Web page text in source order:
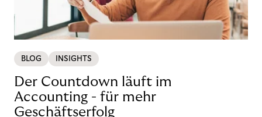
BLOG INSIGHTS
Der Countdown läuft im
Accounting - für mehr
Geschäftserfolg